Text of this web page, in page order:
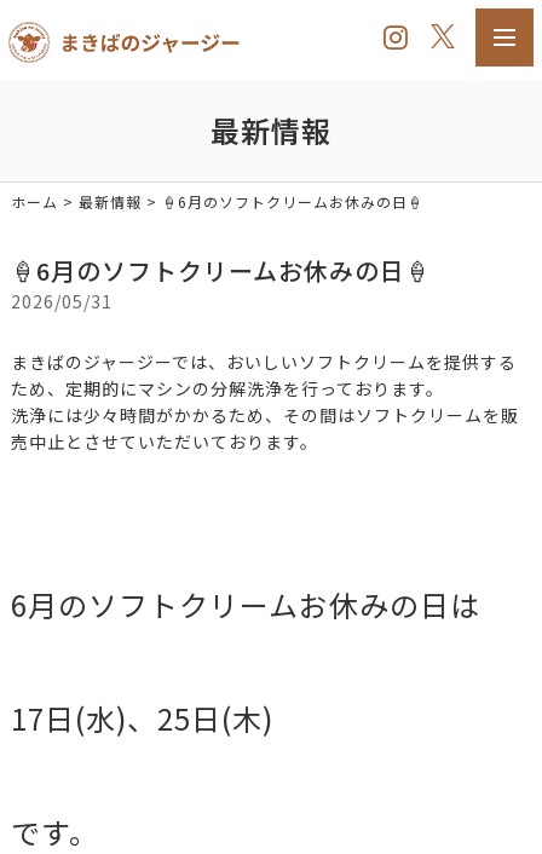
最新情報
ホーム > 最新情報 > ‪🍦‬‪6月のソフトクリームお休みの日🍦‬
‪🍦‬‪6月のソフトクリームお休みの日🍦‬
2026/05/31
まきばのジャージーでは、おいしいソフトクリームを提供する
ため、定期的にマシンの分解洗浄を行っております。
洗浄には少々時間がかかるため、その間はソフトクリームを販
売中止とさせていただいております。
6月のソフトクリームお休みの日は
17日(水)、25日(木)
です。